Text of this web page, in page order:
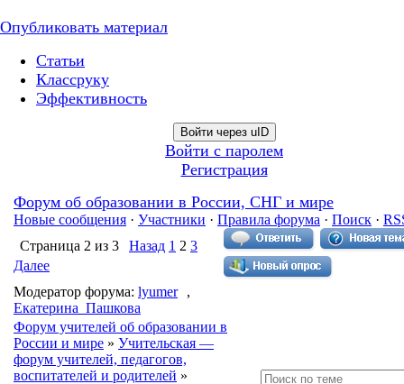
Опубликовать материал
Статьи
Классруку
Эффективность
Войти через uID
Войти с паролем
Регистрация
Форум об образовании в России, СНГ и мире
Новые сообщения · Участники · Правила форума · Поиск ·
Страница 2 из 3 Назад 1 2 3
Далее
Модератор форума: lyumer
,
Екатерина_Пашкова
Форум учителей об образовании в
России и мире » Учительская —
форум учителей, педагогов,
воспитателей и родителей »